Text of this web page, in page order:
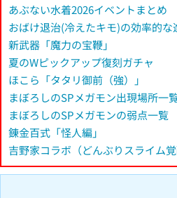
あぶない水着2026イベントまとめ
おばけ退治(冷えたキモ)の効率的な
新武器「魔力の宝鞭」
夏のWピックアップ復刻ガチャ
ほこら「タタリ御前（強）」
まぼろしのSPメガモン出現場所一
まぼろしのSPメガモンの弱点一覧
錬金百式「怪人編」
吉野家コラボ（どんぶりスライム覚